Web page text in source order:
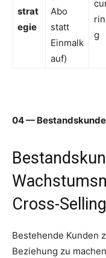
strat
egie
Abo
statt
Einmalk
auf)
rin
g
04 —
Cross-
Bestehende Kunden
Beziehung zu